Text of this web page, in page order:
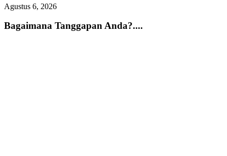
Agustus 6, 2026
Bagaimana Tanggapan Anda?....